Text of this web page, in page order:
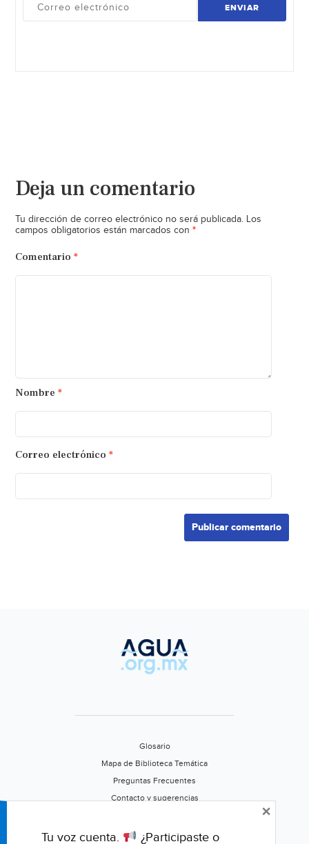
ENVIAR
Deja un comentario
Tu dirección de correo electrónico no será publicada. Los
campos obligatorios están marcados con *
Comentario *
Nombre *
Correo electrónico *
Glosario
Mapa de Biblioteca Temática
Preguntas Frecuentes
Contacto y sugerencias
Califica este portal
Tu voz cuenta. ¿Participaste o
×